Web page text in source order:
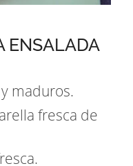
ENSALADA
maduros.
fresca de